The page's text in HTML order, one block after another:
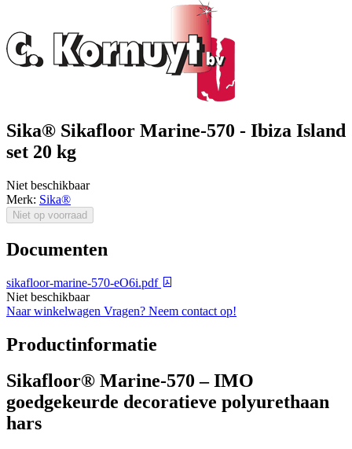
Sika® Sikafloor Marine-570 - Ibiza Island
set 20 kg
Niet beschikbaar
Merk: Sika®
Niet op voorraad
Documenten
sikafloor-marine-570-eO6i.pdf
Niet beschikbaar
Naar winkelwagen Vragen? Neem contact op!
Productinformatie
Sikafloor® Marine-570 – IMO
goedgekeurde decoratieve polyurethaan
hars